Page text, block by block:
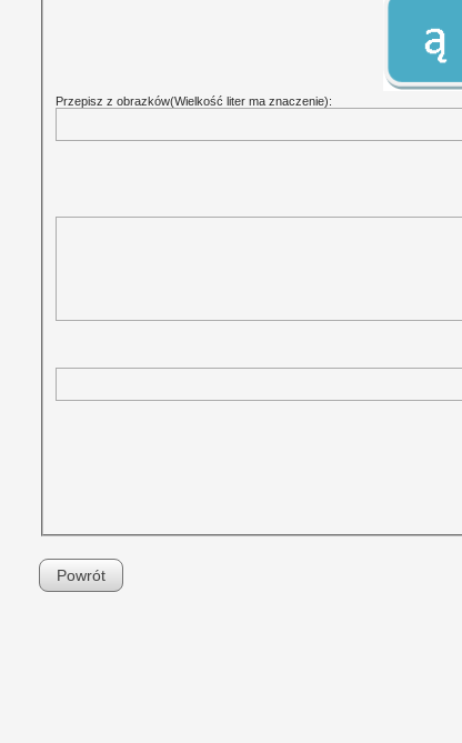
Przepisz z obrazków(Wielkość liter ma znaczenie):
Powrót